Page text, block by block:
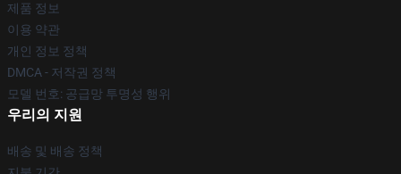
제품 정보
이용 약관
개인 정보 정책
DMCA - 저작권 정책
모델 번호: 공급망 투명성 행위
우리의 지원
배송 및 배송 정책